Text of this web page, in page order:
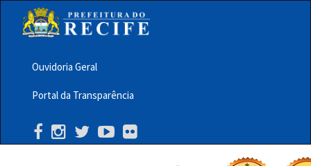
principalMenu
Barra
Topo
PCR
Ouvidoria Geral
Portal da Transparência